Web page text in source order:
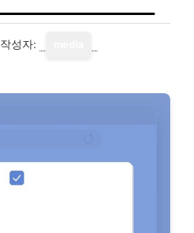
작성자: